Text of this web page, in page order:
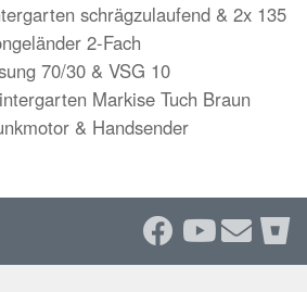
schrägzulaufend & 2x 135
2-Fach
70/30 & VSG 10
Markise Tuch Braun
& Handsender